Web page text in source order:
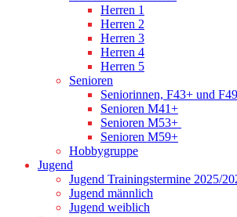
Herren 1
Herren 2
Herren 3
Herren 4
Herren 5
Senioren
Seniorinnen, F43+ und
Senioren M41+
Senioren M53+
Senioren M59+
Hobbygruppe
Jugend
Jugend Trainingstermine 2025/
Jugend männlich
Jugend weiblich